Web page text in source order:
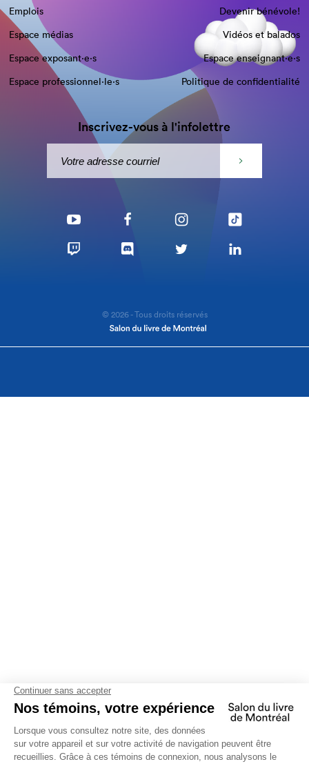
Emplois
Devenir bénévole!
Espace médias
Vidéos et balados
Espace exposant·e⋅s
Espace enseignant·e⋅s
Espace professionnel·le⋅s
Politique de confidentialité
Inscrivez-vous à l'infolettre
© 2026 - Tous droits réservés